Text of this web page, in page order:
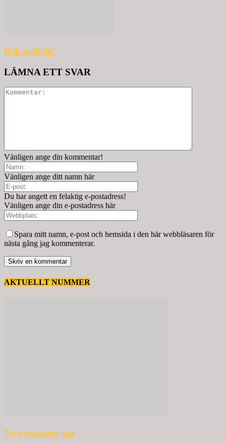
Rekordhelg!
LÄMNA ETT SVAR
Vänligen ange din kommentar!
Vänligen ange ditt namn här
Du har angett en felaktig e-postadress!
Vänligen ange din e-postadress här
Spara mitt namn, e-post och hemsida i den här webbläsaren för
nästa gång jag kommenterar.
AKTUELLT NUMMER
Nytt nummer ute